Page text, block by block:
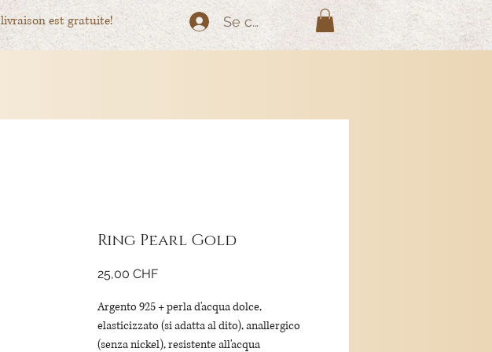
est gratuite! Se connecter
Ring Pearl Gold
25,00 CHFPrix
Argento 925 + perla d'acqua dolce,
elasticizzato (si adatta al dito), anallergico
(senza nickel), resistente all'acqua